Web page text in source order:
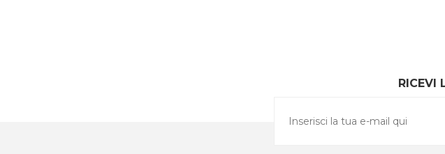
RICEVI